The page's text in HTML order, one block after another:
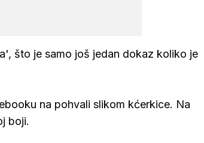
što je samo još jedan dokaz koliko je
na pohvali slikom kćerkice. Na
boji.